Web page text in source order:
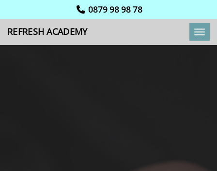
0879 98 98 78
REFRESH ACADEMY
ЮНИ 3, 2026|КУРСОВЕ